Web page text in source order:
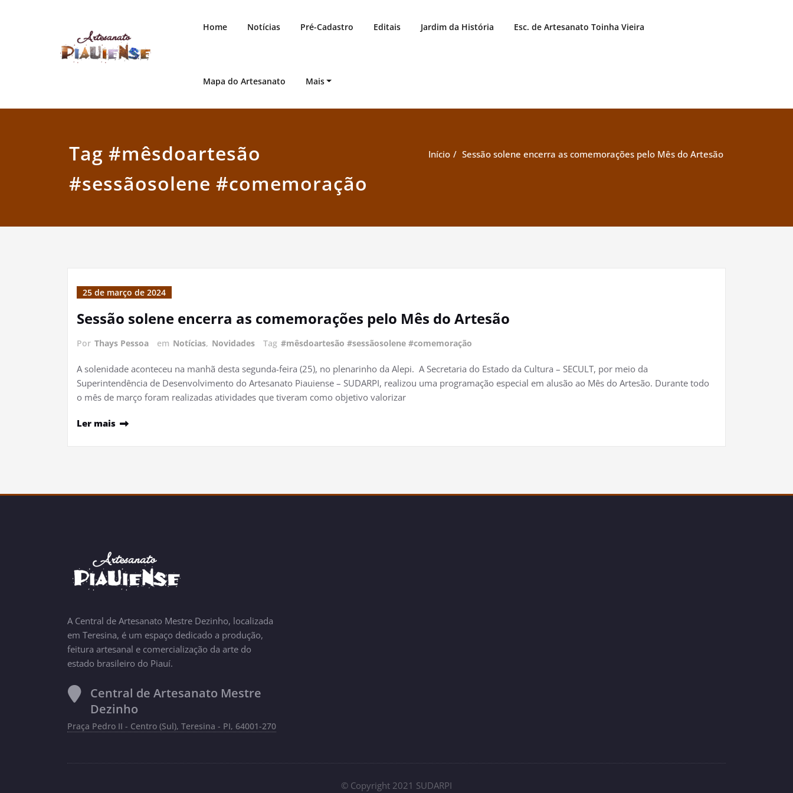
Home Notícias Pré-Cadastro Editais Jardim da História Esc. de Artesanato Toinha Vieira
Mapa do Artesanato Mais
Tag #mêsdoartesão
#sessãosolene #comemoração
Início Sessão solene encerra as comemorações pelo Mês do Artesão
25 de março de 2024
Sessão solene encerra as comemorações pelo Mês do Artesão
Por Thays Pessoa em Notícias, Novidades Tag #mêsdoartesão #sessãosolene #comemoração
A solenidade aconteceu na manhã desta segunda-feira (25), no plenarinho da Alepi. A Secretaria do Estado da Cultura – SECULT, por meio da
Superintendência de Desenvolvimento do Artesanato Piauiense – SUDARPI, realizou uma programação especial em alusão ao Mês do Artesão. Durante todo
o mês de março foram realizadas atividades que tiveram como objetivo valorizar
Ler mais
A Central de Artesanato Mestre Dezinho, localizada
em Teresina, é um espaço dedicado a produção,
feitura artesanal e comercialização da arte do
estado brasileiro do Piauí.
Central de Artesanato Mestre
Dezinho
Praça Pedro II - Centro (Sul), Teresina - PI, 64001-270
© Copyright 2021 SUDARPI